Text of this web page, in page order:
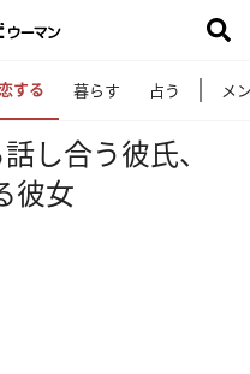
する 暮らす 占う メ
し合う彼氏、
彼女